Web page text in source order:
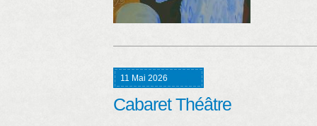
11 Mai 2026
Cabaret Théâtre